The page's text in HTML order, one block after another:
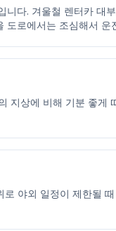
니다. 겨울철 렌터카 대
로에서는 조심해서 운
지상에 비해 기분 좋게
야외 일정이 제한될